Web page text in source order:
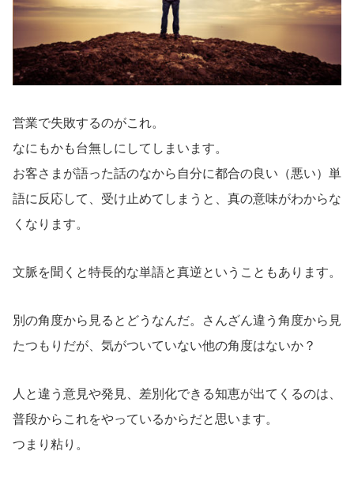
営業で失敗するのがこれ。
なにもかも台無しにしてしまいます。
お客さまが語った話のなから自分に都合の良い（悪い）単
語に反応して、受け止めてしまうと、真の意味がわからな
くなります。
文脈を聞くと特長的な単語と真逆ということもあります。
別の角度から見るとどうなんだ。さんざん違う角度から見
たつもりだが、気がついていない他の角度はないか？
人と違う意見や発見、差別化できる知恵が出てくるのは、
普段からこれをやっているからだと思います。
つまり粘り。